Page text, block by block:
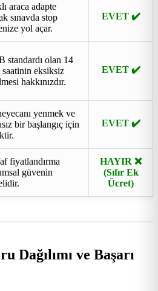
araca adapte
sınavda stop
yol açar.
EVET ✔️
standardı olan 14
saatinin eksiksiz
hakkınızdır.
EVET ✔️
yenmek ve
bir başlangıç için
EVET ✔️
fiyatlandırma
güvenin
HAYIR ❌
(Sıfır Ek
Ücret)
Dağılımı ve Başarı